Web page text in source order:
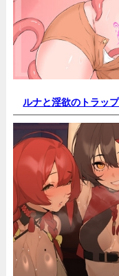
ルナと淫欲のトラッ